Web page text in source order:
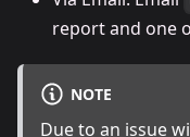
report and one
NOTE
Due to an issue